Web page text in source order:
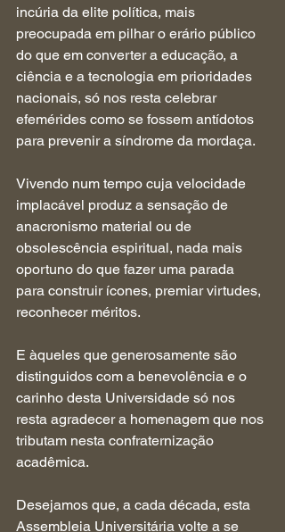
incúria da elite política, mais
preocupada em pilhar o erário público
do que em converter a educação, a
ciência e a tecnologia em prioridades
nacionais, só nos resta celebrar
efemérides como se fossem antídotos
para prevenir a síndrome da mordaça.
Vivendo num tempo cuja velocidade
implacável produz a sensação de
anacronismo material ou de
obsolescência espiritual, nada mais
oportuno do que fazer uma parada
para construir ícones, premiar virtudes,
reconhecer méritos.
E àqueles que generosamente são
distinguidos com a benevolência e o
carinho desta Universidade só nos
resta agradecer a homenagem que nos
tributam nesta confraternização
acadêmica.
Desejamos que, a cada década, esta
Assembleia Universitária volte a se